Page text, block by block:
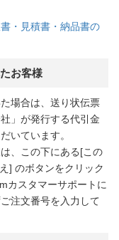
・見積書・納品書の
お客様
場合は、送り状伝票
」が発行する代引金
いています。
、この下にある[この
] のボタンをクリック
カスタマーサポートに
注文番号を入力して